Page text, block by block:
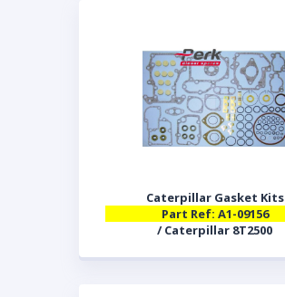
Caterpillar Gasket Kits
Part Ref: A1-09156
/ Caterpillar 8T2500